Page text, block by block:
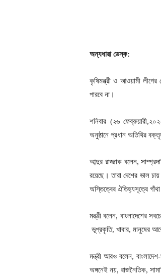
অন্যধারা ডেস্ক:
কৃষিমন্ত্রী ও আওয়ামী
পারবে না।
শনিবার (২৬
অনুষ্ঠানে প্রধান অতিথির
আব্দুর রাজ্জাক বলেন,
রয়েছে। তারা দেশের ভাল
অস্তিত্বের ঐতিহ্যসূত্রে
মন্ত্রী বলেন, বাংলাদেশের
ভূপ্রকৃতি, খাবার, মানুষের
মন্ত্রী আরও বলেন,
অঙ্গনেই নয়, রাজনৈতিক,